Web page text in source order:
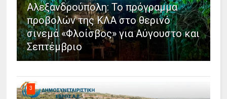
Αλεξανδρούπολη: Το πρόγραμμα
προβολών της ΚΛΑ στο θερινό
σινεμά «Φλοίσβος» για Αύγουστο και
Σεπτέμβριο
3